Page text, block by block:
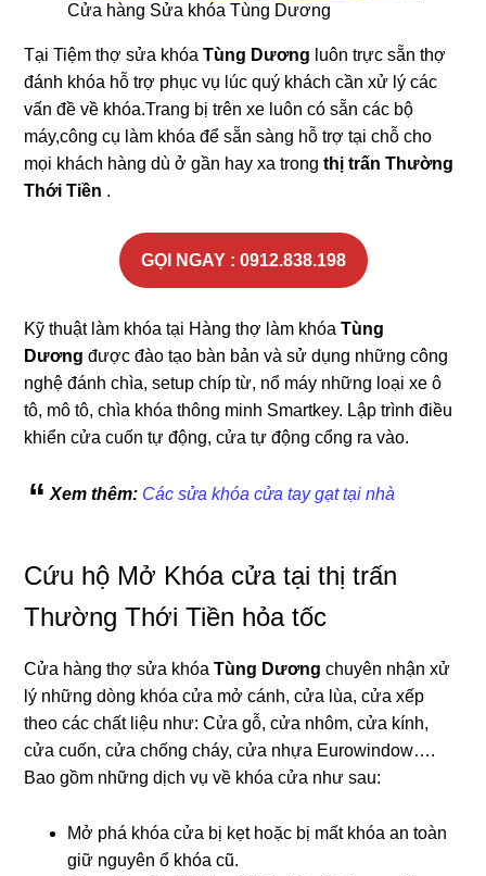
Cửa hàng Sửa khóa Tùng Dương
Tại Tiệm thợ sửa khóaTùng Dương luôn trực sẵn thợ
đánh khóa hỗ trợ phục vụ lúc quý khách cần xử lý các
vấn đề về khóa.Trang bị trên xe luôn có sẵn các bộ
máy,công cụ làm khóa để sẵn sàng hỗ trợ tại chỗ cho
mọi khách hàng dù ở gần hay xa trongthị trấn Thường
Thới Tiền .
GỌI NGAY : 0912.838.198
Kỹ thuật làm khóa tại Hàng thợ làm khóaTùng
Dương được đào tạo bàn bản và sử dụng những công
nghệ đánh chìa, setup chíp từ, nổ máy những loại xe ô
tô, mô tô, chìa khóa thông minh Smartkey. Lập trình điều
khiển cửa cuốn tự động, cửa tự động cổng ra vào.
Xem thêm: Các sửa khóa cửa tay gạt tại nhà
Cứu hộ Mở Khóa cửa tại thị trấn
Thường Thới Tiền hỏa tốc
Cửa hàng thợ sửa khóaTùng Dương chuyên nhận xử
lý những dòng khóa cửa mở cánh, cửa lùa, cửa xếp
theo các chất liệu như: Cửa gỗ, cửa nhôm, cửa kính,
cửa cuốn, cửa chống cháy, cửa nhựa Eurowindow….
Bao gồm những dịch vụ về khóa cửa như sau:
Mở phá khóa cửa bị kẹt hoặc bị mất khóa an toàn
giữ nguyên ổ khóa cũ.